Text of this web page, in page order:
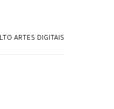
ARTES DIGITAIS